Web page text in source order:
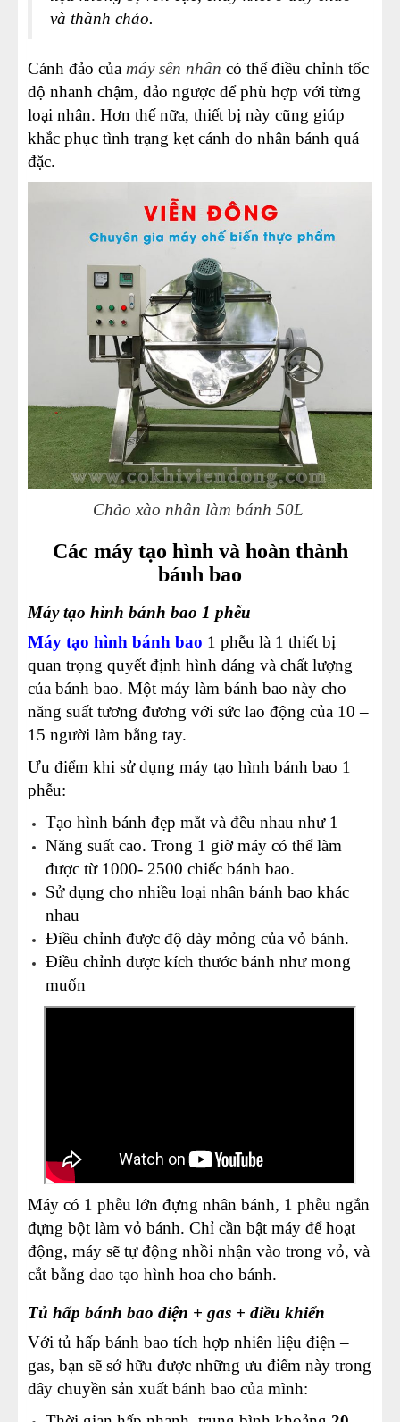
và thành chảo.
Cánh đảo của máy sên nhân có thể điều chỉnh tốc
độ nhanh chậm, đảo ngược để phù hợp với từng
loại nhân. Hơn thế nữa, thiết bị này cũng giúp
khắc phục tình trạng kẹt cánh do nhân bánh quá
đặc.
Chảo xào nhân làm bánh 50L
Các máy tạo hình và hoàn thành
bánh bao
Máy tạo hình bánh bao 1 phễu
Máy tạo hình bánh bao 1 phễu là 1 thiết bị
quan trọng quyết định hình dáng và chất lượng
của bánh bao. Một máy làm bánh bao này cho
năng suất tương đương với sức lao động của 10 –
15 người làm bằng tay.
Ưu điểm khi sử dụng máy tạo hình bánh bao 1
phễu:
Tạo hình bánh đẹp mắt và đều nhau như 1
Năng suất cao. Trong 1 giờ máy có thể làm
được từ 1000- 2500 chiếc bánh bao.
Sử dụng cho nhiều loại nhân bánh bao khác
nhau
Điều chỉnh được độ dày mỏng của vỏ bánh.
Điều chỉnh được kích thước bánh như mong
muốn
Máy có 1 phễu lớn đựng nhân bánh, 1 phễu ngắn
đựng bột làm vỏ bánh. Chỉ cần bật máy để hoạt
động, máy sẽ tự động nhồi nhận vào trong vỏ, và
cắt bằng dao tạo hình hoa cho bánh.
Tủ hấp bánh bao điện + gas + điều khiển
Với tủ hấp bánh bao tích hợp nhiên liệu điện –
gas, bạn sẽ sở hữu được những ưu điểm này trong
dây chuyền sản xuất bánh bao của mình: